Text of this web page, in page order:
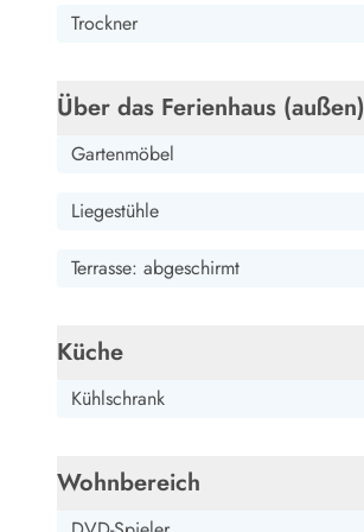
Wandern in Dänemark
Kultur in Dänemark
Sehenswürdigkeiten
Kunsthandwerk und Galerien
Einkaufen und Shopping
Heiraten in Dänemark
Wikinger in Dänemark
Trockner
Über das Ferienhaus (außen)
Gartenmöbel
Liegestühle
Terrasse: abgeschirmt
Küche
Kühlschrank
Wohnbereich